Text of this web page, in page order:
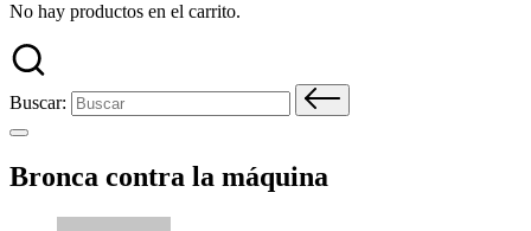
No hay productos en el carrito.
Buscar:
Bronca contra la máquina